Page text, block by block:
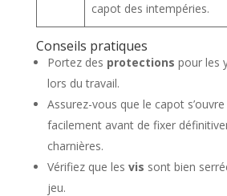
capot des intempéries.
Conseils pratiques
Portez des protections pour les
lors du travail.
Assurez-vous que le capot
facilement avant de fixer
charnières.
Vérifiez que les vis sont bien
jeu.